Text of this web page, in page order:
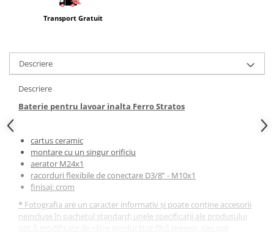
Transport Gratuit
Descriere
Descriere
Baterie pentru lavoar inalta Ferro Stratos
cartus ceramic
montare cu un singur orificiu
aerator M24x1
racorduri flexibile de conectare D3/8” - M10x1
finisaj: crom
* Fotografia are un caracter informativ și poate conține accesorii
neincluse în pachetul standard; unele specificații ale produsului